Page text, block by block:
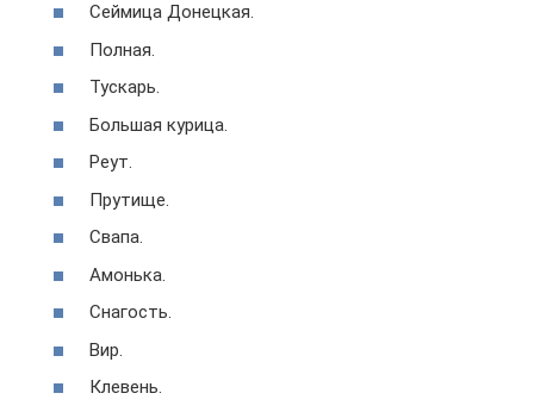
Сеймица Донецкая.
Полная.
Тускарь.
Большая курица.
Реут.
Прутище.
Свапа.
Амонька.
Снагость.
Вир.
Клевень.